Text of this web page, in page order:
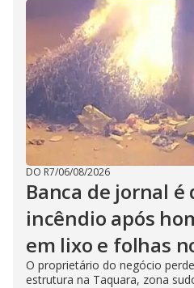
DO R7/06/08/2026
Banca de jornal
incêndio após
em lixo e folhas
O proprietário do negócio
estrutura na Taquara, zona